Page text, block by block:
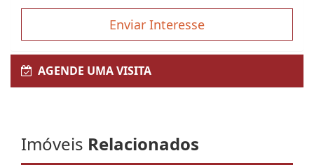
Enviar Interesse
AGENDE UMA VISITA
Imóveis Relacionados